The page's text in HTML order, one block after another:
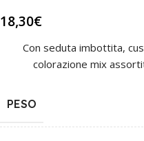
18,30€
Con seduta imbottita,
colorazione mix
PESO